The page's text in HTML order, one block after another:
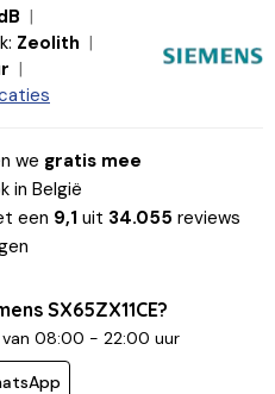
Zeolith
we gratis mee
in België
een 9,1 uit 34.055 reviews
SX65ZX11CE?
08:00 - 22:00 uur